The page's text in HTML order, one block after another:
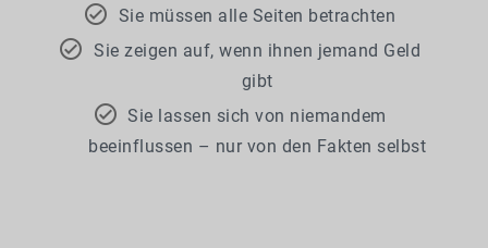
Sie müssen alle Seiten betrachten
Sie zeigen auf, wenn ihnen jemand Geld
gibt
Sie lassen sich von niemandem
beeinflussen – nur von den Fakten selbst